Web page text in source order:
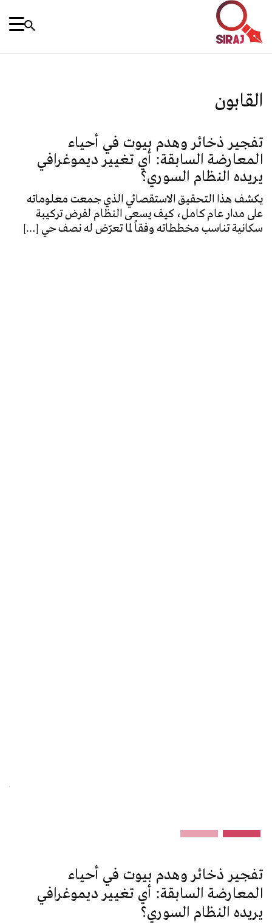
القابون
تفجير ذخائر وهدم بيوت في أحياء
المعارضة السابقة: أي تغيير ديموغرافي
يريده النظام السوري؟
يكشف هذا التحقيق الاستقصائي الذي جمعت معلوماته
على مدار عام كامل، كيف يسعى النظام لفرض تركيبة
سكانية تناسب مخططاته وفقاً لما تعرّض له نصف حي […]
تفجير ذخائر وهدم بيوت في أحياء
المعارضة السابقة: أي تغيير ديموغرافي
يريده النظام السوري؟